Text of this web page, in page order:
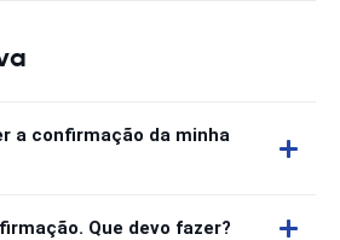
a confirmação da minha
Que devo fazer?